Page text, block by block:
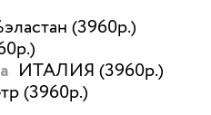
(3960р.)
ИТАЛИЯ (3960р.)
(3960р.)